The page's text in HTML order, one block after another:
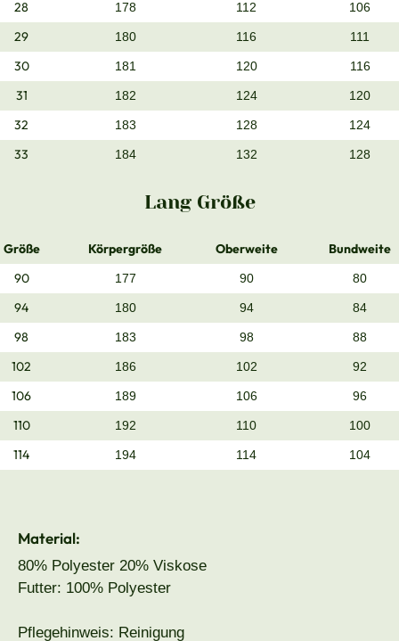
28 178 112 106
29 180 116 111
30 181 120 116
31 182 124 120
32 183 128 124
33 184 132 128
Lang Größe
Größe Körpergröße Oberweite
Bundweite
90
177 90 80
94 180 94 84
98 183 98 88
102 186 102 92
106 189 106 96
110 192 110 100
114 194 114 104
Material:
80% Polyester 20% Viskose
Futter: 100% Polyester
Pflegehinweis: Reinigung